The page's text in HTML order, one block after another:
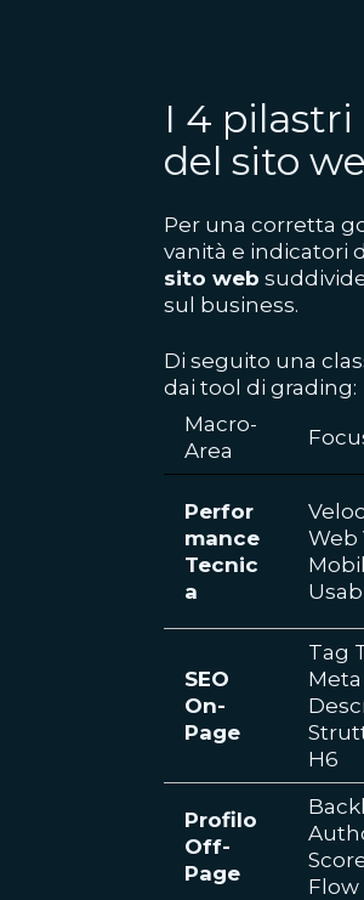
I 4 pilastri
del sito
Per una corretta
vanità e indicatori
sito web
sul business.
Di seguito una
dai tool di grading:
Macro-
Area
Perfor
mance
Tecnic
a
Web
SEO
On-
Page
Tag
Meta
H6
Profilo
Off-
Page
Flow